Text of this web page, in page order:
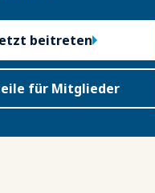
beitreten
für Mitglieder